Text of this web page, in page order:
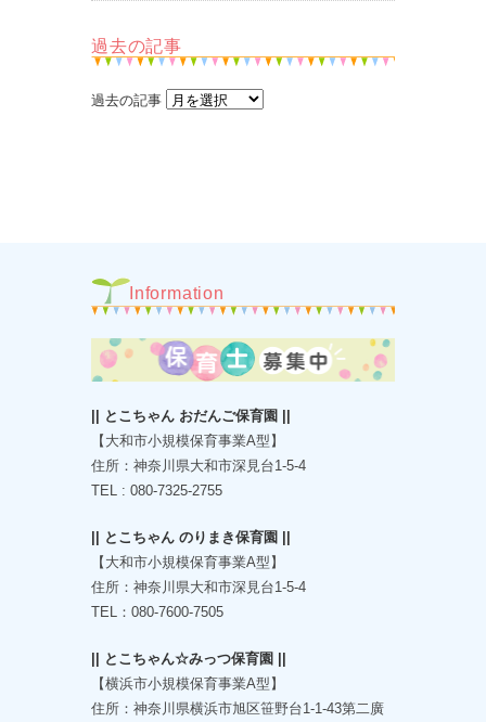
過去の記事
過去の記事
Information
|| とこちゃん おだんご保育園 ||
【大和市小規模保育事業A型】
住所：神奈川県大和市深見台1-5-4
TEL : 080-7325-2755
|| とこちゃん のりまき保育園 ||
【大和市小規模保育事業A型】
住所：神奈川県大和市深見台1-5-4
TEL：080-7600-7505
|| とこちゃん☆みっつ保育園 ||
【横浜市小規模保育事業A型】
住所：神奈川県横浜市旭区笹野台1-1-43第二廣